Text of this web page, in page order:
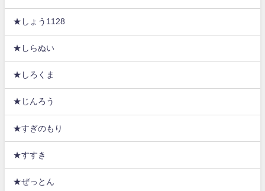
★しょう1128
★しらぬい
★しろくま
★じんろう
★すぎのもり
★すすき
★ぜっとん